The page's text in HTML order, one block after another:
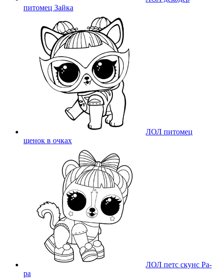
питомец Зайка
ЛОЛ питомец
щенок в очках
ЛОЛ петс скунс Ра-
ра